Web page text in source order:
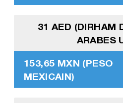
31 AED (DIRHAM
ARABES
153,65 MXN (PESO
MEXICAIN)